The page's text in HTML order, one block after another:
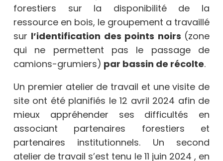
forestiers sur la disponibilité de la
ressource en bois, le groupement a travaillé
sur l’identification des points noirs (zone
qui ne permettent pas le passage de
camions-grumiers) par bassin de récolte.
Un premier atelier de travail et une visite de
site ont été planifiés le 12 avril 2024 afin de
mieux appréhender ses difficultés en
associant partenaires forestiers et
partenaires institutionnels. Un second
atelier de travail s’est tenu le 11 juin 2024 , en